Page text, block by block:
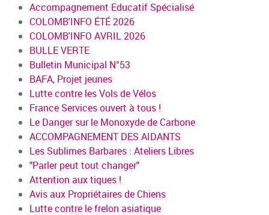
Accompagnement Educatif Spécialisé
COLOMB'INFO ÉTÉ 2026
COLOMB'INFO AVRIL 2026
BULLE VERTE
Bulletin Municipal N°53
BAFA, Projet jeunes
Lutte contre les Vols de Vélos
France Services ouvert à tous !
Le Danger sur le Monoxyde de Carbone
ACCOMPAGNEMENT DES AIDANTS
Les Sublimes Barbares : Ateliers Libres
"Parler peut tout changer"
Attention aux tiques !
Avis aux Propriétaires de Chiens
Lutte contre le frelon asiatique